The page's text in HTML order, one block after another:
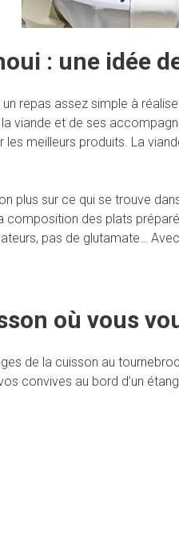
: une idée
repas assez simple à
viande et de ses
les meilleurs produits. La
plus sur ce qui se trouve
composition des plats
pas de glutamate…
où vous
de la cuisson au
convives au bord d’un